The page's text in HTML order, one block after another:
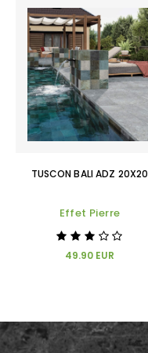
TUSCON BALI ADZ 20X20
Effet Pierre
49.90 EUR